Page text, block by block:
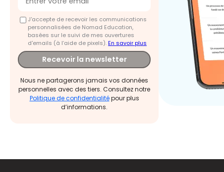
J'accepte de recevoir les communications
personnalisées de Nomad Education,
basées sur le suivi de mes ouvertures
d'emails (à l’aide de pixels).En savoir plus
Recevoir la newsletter
Nous ne partagerons jamais vos données
personnelles avec des tiers. Consultez notre
Politique de confidentialitépour plus
d’informations.